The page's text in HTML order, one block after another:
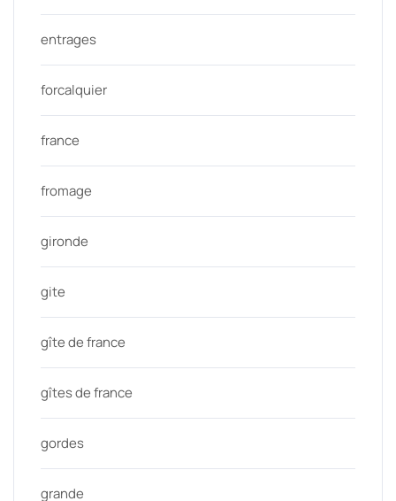
entrages
forcalquier
france
fromage
gironde
gite
gîte de france
gîtes de france
gordes
grande